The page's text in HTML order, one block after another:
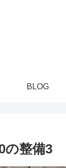
BLOG
の整備3